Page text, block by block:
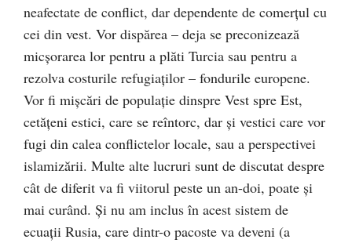
neafectate de conflict, dar dependente de comerţul cu
cei din vest. Vor dispărea – deja se preconizează
micşorarea lor pentru a plăti Turcia sau pentru a
rezolva costurile refugiaţilor – fondurile europene.
Vor fi mişcări de populaţie dinspre Vest spre Est,
cetăţeni estici, care se reîntorc, dar şi vestici care vor
fugi din calea conflictelor locale, sau a perspectivei
islamizării. Multe alte lucruri sunt de discutat despre
cât de diferit va fi viitorul peste un an-doi, poate şi
mai curând. Şi nu am inclus în acest sistem de
ecuaţii Rusia, care dintr-o pacoste va deveni (a